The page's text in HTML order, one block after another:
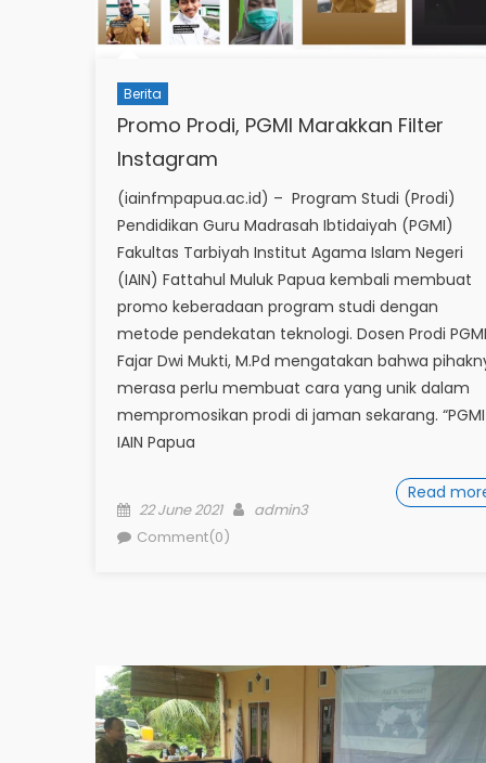
Berita
Promo Prodi, PGMI Marakkan Filter
Instagram
(iainfmpapua.ac.id) – Program Studi (Prodi)
Pendidikan Guru Madrasah Ibtidaiyah (PGMI)
Fakultas Tarbiyah Institut Agama Islam Negeri
(IAIN) Fattahul Muluk Papua kembali membuat
promo keberadaan program studi dengan
metode pendekatan teknologi. Dosen Prodi
Fajar Dwi Mukti, M.Pd mengatakan bahwa
merasa perlu membuat cara yang unik dalam
mempromosikan prodi di jaman sekarang. “PGMI
IAIN Papua
Read
Posted
on
22 June 2021 Author
admin3
Comment(0)